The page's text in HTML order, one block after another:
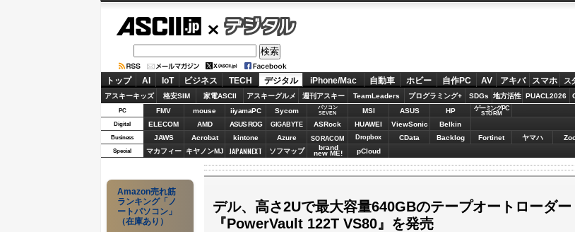
デジタル
トップ AI IoT ビジネス TECH デジタル iPhone/Mac 自動車 ホビー 自作PC AV アキバ スマホ ス
アスキーキッズ 格安SIM 家電ASCII アスキーグルメ 週刊アスキー TeamLeaders プログラミング+ SDGs 地方活性 PUACL2026
PC FMV mouse iiyamaPC Sycom
パソコン
SEVEN
MSI ASUS HP ゲーミングPC
STORM
Digital ELECOM AMD ASUS ROG GIGABYTE ASRock HUAWEI ViewSonic Belkin
Business JAWS Acrobat kintone Azure SORACOM Dropbox CData Backlog Fortinet ヤマハ
Special マカフィー キヤノンMJ JAPANNEXT ソフマップ brand
new ME! pCloud
デル、高さ2Uで最大容量640GBのテープオートローダー
『PowerVault 122T VS80』を発売
Amazon売れ筋
ランキング「ノ
ートパソコン」
（在庫あり）